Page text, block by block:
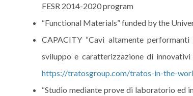
FESR 2014-2020 program
“Functional Materials” funded by the
CAPACITY “Cavi altamente
sviluppo e caratterizzazione di innovativi
https://tratosgroup.com/tratos-in-the-
“Studio mediante prove di laboratorio ed